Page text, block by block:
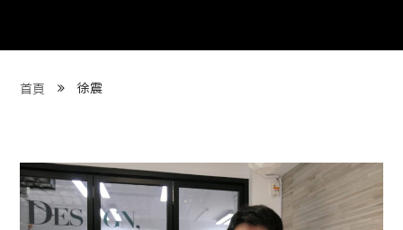
們 About DFUN
藏 Cover Archives
團 Square Rich
首頁 徐震